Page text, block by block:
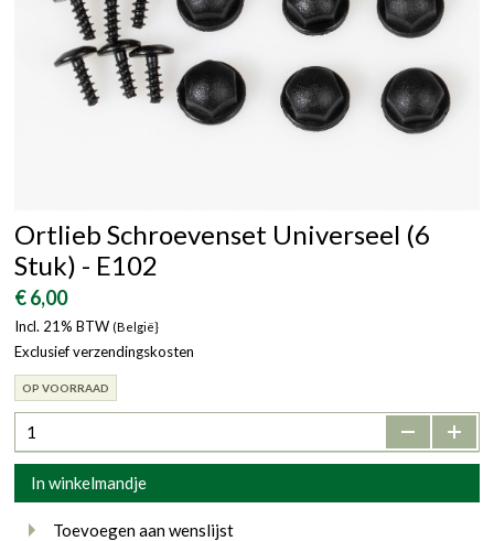
Ortlieb Schroevenset Universeel (6
Stuk) - E102
€ 6,00
Incl. 21% BTW (België}
Exclusief verzendingskosten
OP VOORRAAD
- +
In winkelmandje
Toevoegen aan wenslijst